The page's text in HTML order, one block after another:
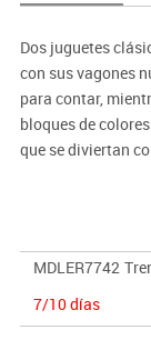
Dos juguetes
con sus vagones
para contar,
bloques de
que se diviertan
aprender los
(círculo,
MDLER7742
7/10 días